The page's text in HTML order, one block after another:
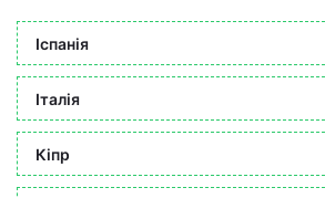
Іспанія
Італія
Кіпр